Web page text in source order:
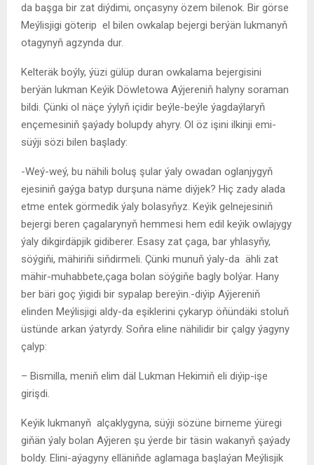
da başga bir zat diýdimi, onçasyny özem bilenok. Bir görse
Meýlisjigi göterip el bilen owkalap bejergi berýän lukmanyň
otagynyň agzynda dur.
Kelteräk boýly, ýüzi gülüp duran owkalama bejergisini
berýän lukman Keýik Döwletowa Aýjereniň halyny soraman
bildi. Çünki ol näçe ýylyň içidir beýle-beýle ýagdaýlaryň
ençemesiniň şaýady bolupdy ahyry. Ol öz işini ilkinji emi-
süýji sözi bilen başlady:
-Weý-weý, bu nähili boluş şular ýaly owadan oglanjygyň
ejesiniň gaýga batyp durşuna näme diýjek? Hiç zady alada
etme entek görmedik ýaly bolasyňyz. Keýik gelnejesiniň
bejergi beren çagalarynyň hemmesi hem edil keýik owlajygy
ýaly dikgirdäpjik gidiberer. Esasy zat çaga, bar yhlasyňy,
söýgiňi, mähiriňi siňdirmeli. Çünki munuň ýaly-da ähli zat
mähir-muhabbete,çaga bolan söýgiňe bagly bolýar. Hany
ber bäri goç ýigidi bir sypalap bereýin.-diýip Aýjereniň
elinden Meýlisjigi aldy-da eşiklerini çykaryp öňündäki stoluň
üstünde arkan ýatyrdy. Soňra eline nähilidir bir çalgy ýagyny
çalyp:
– Bismilla, meniň elim däl Lukman Hekimiň eli diýip-işe
girişdi.
Keýik lukmanyň alçaklygyna, süýji sözüne birneme ýüregi
giňän ýaly bolan Aýjeren şu ýerde bir täsin wakanyň şaýady
boldy. Elini-aýagyny elläniňde aglamaga başlaýan Meýlisjik